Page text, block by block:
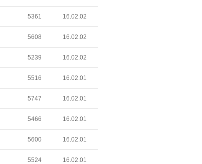
5361 16.02.02
5608 16.02.02
5239 16.02.02
5516 16.02.01
5747 16.02.01
5466 16.02.01
5600 16.02.01
5524 16.02.01